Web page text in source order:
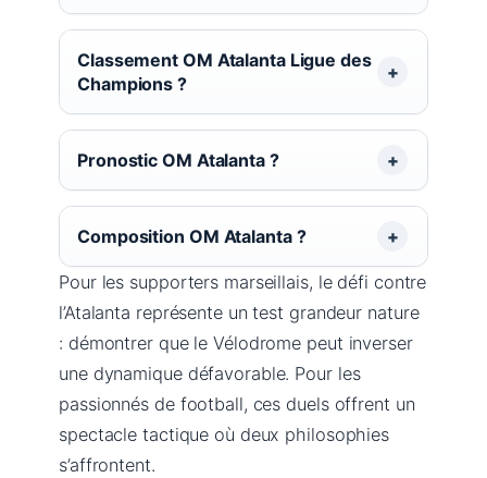
Classement OM Atalanta Ligue des
Champions ?
Pronostic OM Atalanta ?
Composition OM Atalanta ?
Pour les supporters marseillais, le défi contre
l’Atalanta représente un test grandeur nature
: démontrer que le Vélodrome peut inverser
une dynamique défavorable. Pour les
passionnés de football, ces duels offrent un
spectacle tactique où deux philosophies
s’affrontent.